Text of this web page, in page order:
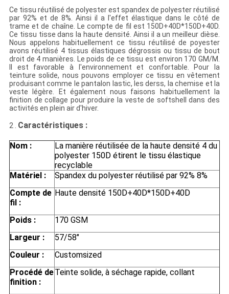
Ce tissu réutilisé de polyester est spandex de polyester réutilisé
par 92% et de 8%. Ainsi il a l'effet élastique dans le côté de
trame et de chaîne. Le compte de fil est 150D+40D*150D+40D.
Ce tissu tisse dans la haute densité. Ainsi il a un meilleur dièse.
Nous appelons habituellement ce tissu réutilisé de poyester
avons réutilisé 4 tissus élastiques dégrossis ou tissu de bout
droit de 4 manières. Le poids de ce tissu est environ 170 GM/M.
Il est favorable à l'environnement et confortable. Pour la
teinture solide, nous pouvons employer ce tissu en vêtement
produisant comme le pantalon lastic, les derss, la chemise et la
veste légère. Et également nous faisons habituellement la
finition de collage pour produire la veste de softshell dans des
activités en plein air d'hiver.
2 . Caractéristiques:
Nom :
La manière réutilisée de la haute densité 4 du
polyester 150D étirent le tissu élastique
recyclable
Matériel :
Spandex du polyester réutilisé par 92% 8%
Compte de
fil :
Haute densité 150D+40D*150D+40D
Poids :
170 GSM
Largeur :
57/58"
Couleur :
Customsized
Procédé de
finition :
Teinte solide, à séchage rapide, collant